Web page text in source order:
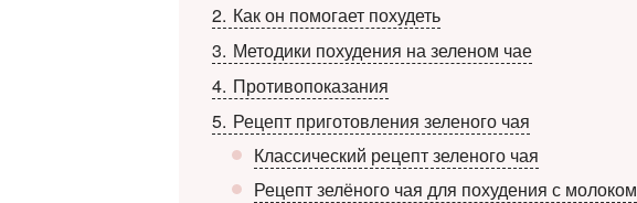
2 Как он помогает похудеть
3 Методики похудения на зеленом чае
4 Противопоказания
5 Рецепт приготовления зеленого чая
Классический рецепт зеленого чая
Рецепт зелёного чая для похудения с молоком